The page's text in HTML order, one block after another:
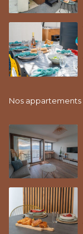
Nos appartements